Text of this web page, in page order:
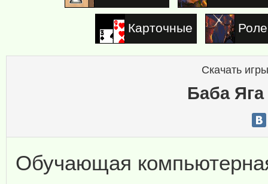
Карточные
Скачать
Баба Яга
Обучающая